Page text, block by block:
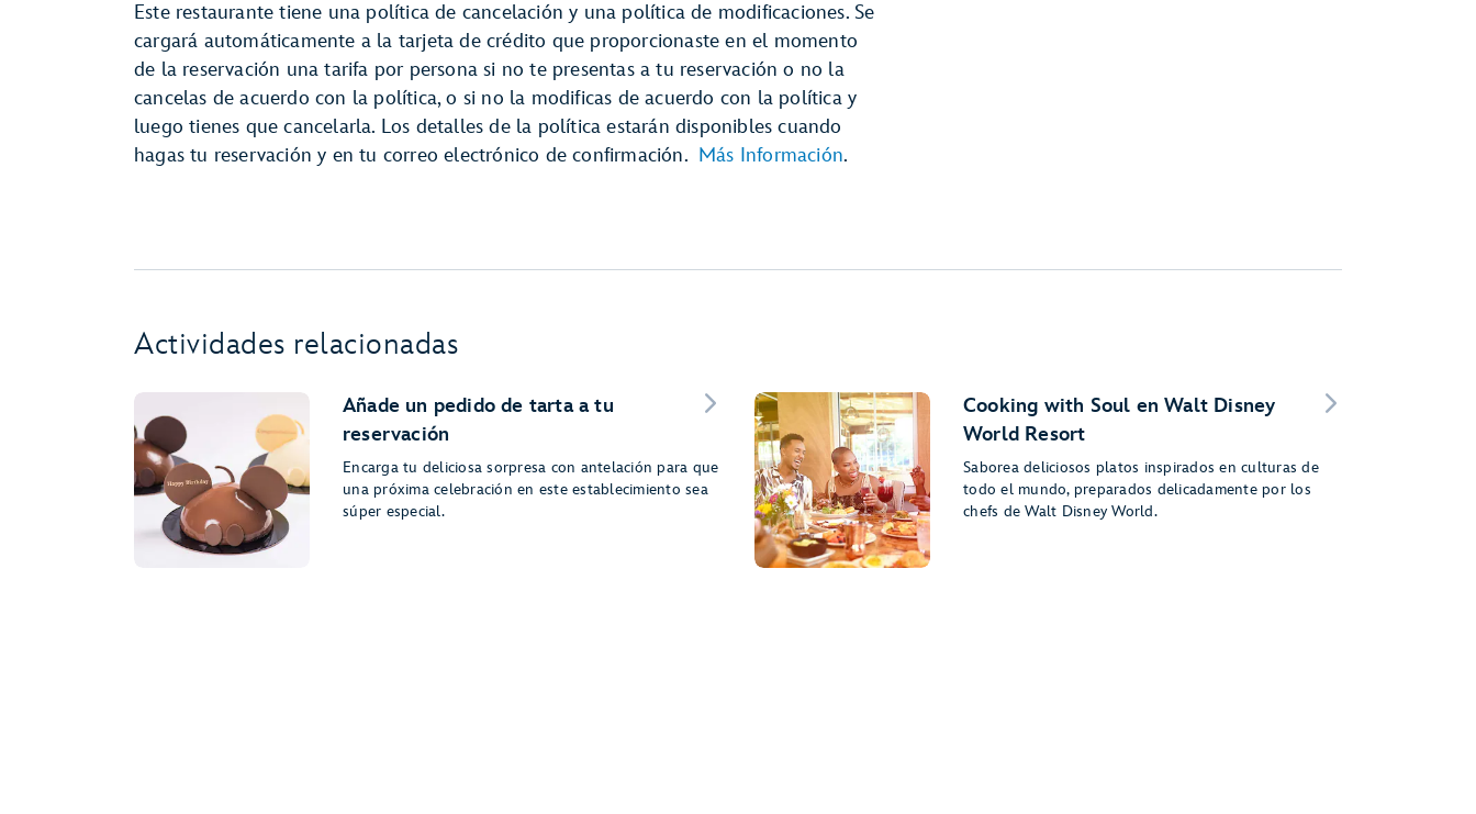
Este restaurante tiene una política de cancelación y una política de modificaciones. Se
cargará automáticamente a la tarjeta de crédito que proporcionaste en el momento
de la reservación una tarifa por persona si no te presentas a tu reservación o no la
cancelas de acuerdo con la política, o si no la modificas de acuerdo con la política y
luego tienes que cancelarla. Los detalles de la política estarán disponibles cuando
hagas tu reservación y en tu correo electrónico de confirmación. Más Información.
Actividades relacionadas
Añade un pedido de tarta a tu
reservación
Encarga tu deliciosa sorpresa con antelación para que
una próxima celebración en este establecimiento sea
súper especial.
Cooking with Soul en Walt Disney
World Resort
Saborea deliciosos platos inspirados en culturas de
todo el mundo, preparados delicadamente por los
chefs de Walt Disney World.